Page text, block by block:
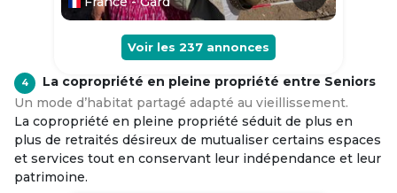
Voir les 237 annonces
4
La copropriété en pleine propriété entre Seniors
Un mode d’habitat partagé adapté au vieillissement.
La copropriété en pleine propriété séduit de plus en
plus de retraités désireux de mutualiser certains espaces
et services tout en conservant leur indépendance et leur
patrimoine.